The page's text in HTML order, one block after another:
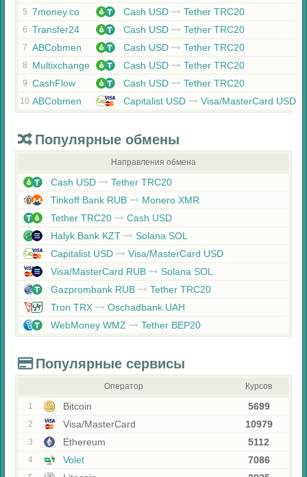
5 7money.co Cash USD Tether TRC20
6 Transfer24 Cash USD Tether TRC20
7 ABCobmen Cash USD Tether TRC20
8 Multixchange Cash USD Tether TRC20
9 CashFlow Cash USD Tether TRC20
10 ABCobmen Capitalist USD Visa/MasterCard USD
Популярные обмены
Направления обмена
Cash USD
Tether TRC20
Tinkoff Bank RUB
Monero XMR
Tether TRC20
Cash USD
Halyk Bank KZT
Solana SOL
Capitalist USD
Visa/MasterCard USD
Visa/MasterCard RUB
Solana SOL
Gazprombank RUB
Tether TRC20
Tron TRX
Oschadbank UAH
WebMoney WMZ
Tether BEP20
Популярные сервисы
Оператор Курсов
1 Bitcoin 5699
2 Visa/MasterCard 10979
3 Ethereum 5112
4 Volet 7086